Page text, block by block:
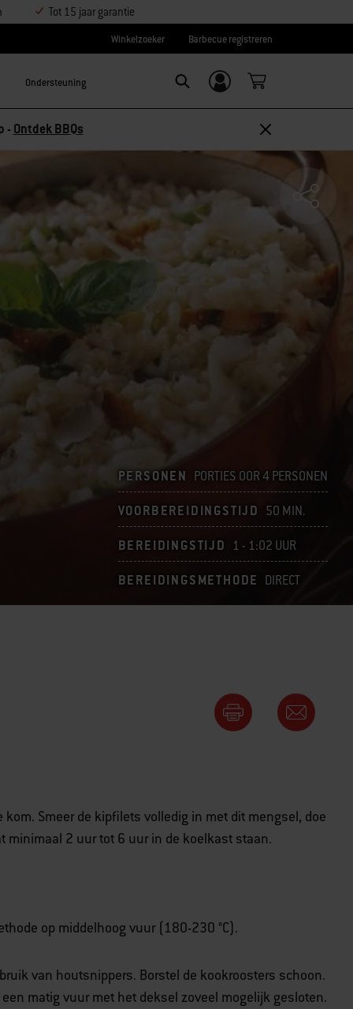
Tot 15 jaar garantie
Winkelzoeker Barbecue registreren
Ondersteuning
Inloggen/
aanmelden
- Ontdek BBQs
PERSONEN PORTIES OOR 4 PERSONEN
VOORBEREIDINGSTIJD 50 MIN.
BEREIDINGSTIJD 1 - 1:02 UUR
BEREIDINGSMETHODE DIRECT
Smeer de kipfilets volledig in met dit mengsel, doe
minimaal 2 uur tot 6 uur in de koelkast staan.
op middelhoog vuur (180-230 °C).
van houtsnippers. Borstel de kookroosters schoon.
matig vuur met het deksel zoveel mogelijk gesloten.